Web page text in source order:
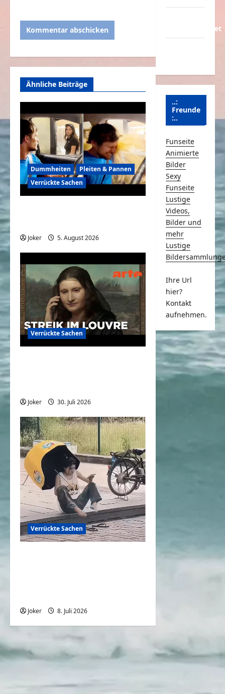
Ähnliche Beiträge
Dummheiten
Pleiten & Pannen
Verrückte Sachen
Joker 5. August 2026
Verrückte Sachen
Joker 30. Juli 2026
Verrückte Sachen
Joker 8. Juli 2026
Schmunzeln.net
..:
Freunde
:..
Funseite
Animierte
Bilder
Sexy
Funseite
Lustige
Videos,
Bilder und
mehr
Lustige
Ihre Url
hier?
Kontakt
aufnehmen.